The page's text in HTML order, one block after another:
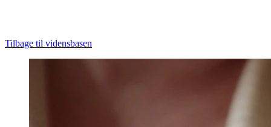
Tilbage til vidensbasen